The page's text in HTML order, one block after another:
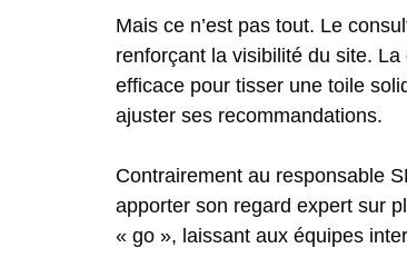
Mais ce n’est pas tout. Le
renforçant la visibilité du site.
efficace pour tisser une toile
ajuster ses recommandations.
Contrairement au responsable
apporter son regard expert sur
« go », laissant aux équipes